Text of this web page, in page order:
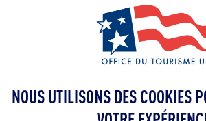
https://
NOUS UTILISONS DES COOKIES